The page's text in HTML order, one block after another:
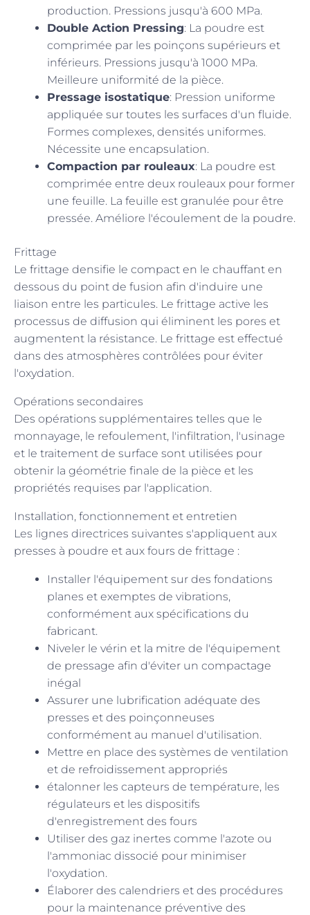
production. Pressions jusqu'à 600 MPa.
Double Action Pressing: La poudre est
comprimée par les poinçons supérieurs et
inférieurs. Pressions jusqu'à 1000 MPa.
Meilleure uniformité de la pièce.
Pressage isostatique: Pression uniforme
appliquée sur toutes les surfaces d'un fluide.
Formes complexes, densités uniformes.
Nécessite une encapsulation.
Compaction par rouleaux: La poudre est
comprimée entre deux rouleaux pour former
une feuille. La feuille est granulée pour être
pressée. Améliore l'écoulement de la poudre.
Frittage
Le frittage densifie le compact en le chauffant en
dessous du point de fusion afin d'induire une
liaison entre les particules. Le frittage active les
processus de diffusion qui éliminent les pores et
augmentent la résistance. Le frittage est effectué
dans des atmosphères contrôlées pour éviter
l'oxydation.
Opérations secondaires
Des opérations supplémentaires telles que le
monnayage, le refoulement, l'infiltration, l'usinage
et le traitement de surface sont utilisées pour
obtenir la géométrie finale de la pièce et les
propriétés requises par l'application.
Installation, fonctionnement et entretien
Les lignes directrices suivantes s'appliquent aux
presses à poudre et aux fours de frittage :
Installer l'équipement sur des fondations
planes et exemptes de vibrations,
conformément aux spécifications du
fabricant.
Niveler le vérin et la mitre de l'équipement
de pressage afin d'éviter un compactage
inégal
Assurer une lubrification adéquate des
presses et des poinçonneuses
conformément au manuel d'utilisation.
Mettre en place des systèmes de ventilation
et de refroidissement appropriés
étalonner les capteurs de température, les
régulateurs et les dispositifs
d'enregistrement des fours
Utiliser des gaz inertes comme l'azote ou
l'ammoniac dissocié pour minimiser
l'oxydation.
Élaborer des calendriers et des procédures
pour la maintenance préventive des